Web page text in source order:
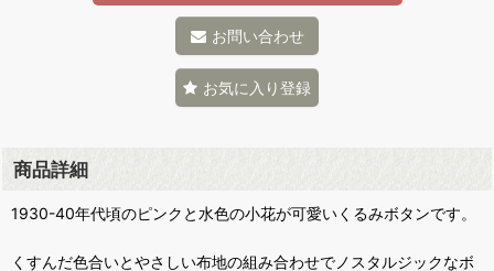
お問い合わせ
お気に入り登録
商品詳細
1930-40年代頃のピンクと水色の小花が可愛いくるみボタンです。
くすんだ色合いとやさしい布地の組み合わせでノスタルジックなボ